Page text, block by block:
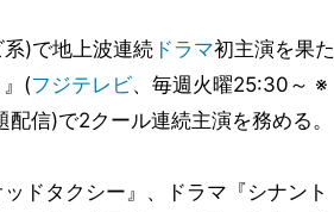
)で地上波連続 ドラマ初主演を果た
(フジテレビ、毎週火曜25:30～ ※
信)で2クール連続主演を務める。
ドタクシー』、ドラマ『シナント